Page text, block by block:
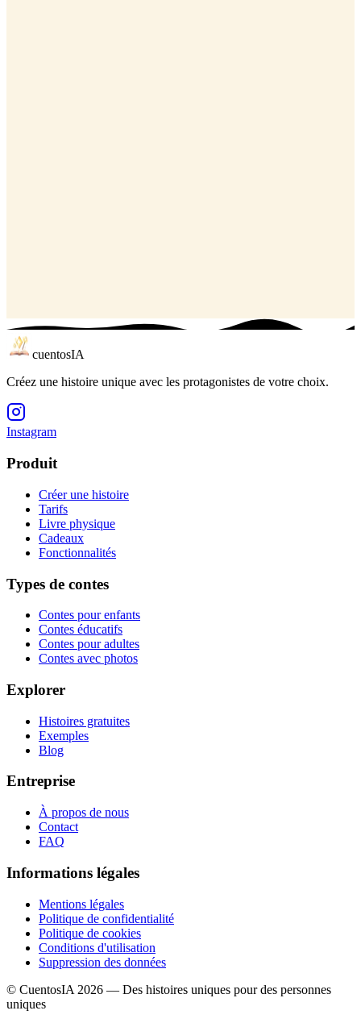
cuentosIA
Créez une histoire unique avec les protagonistes de votre choix.
Instagram
Produit
Créer une histoire
Tarifs
Livre physique
Cadeaux
Fonctionnalités
Types de contes
Contes pour enfants
Contes éducatifs
Contes pour adultes
Contes avec photos
Explorer
Histoires gratuites
Exemples
Blog
Entreprise
À propos de nous
Contact
FAQ
Informations légales
Mentions légales
Politique de confidentialité
Politique de cookies
Conditions d'utilisation
Suppression des données
© CuentosIA 2026 — Des histoires uniques pour des personnes
uniques